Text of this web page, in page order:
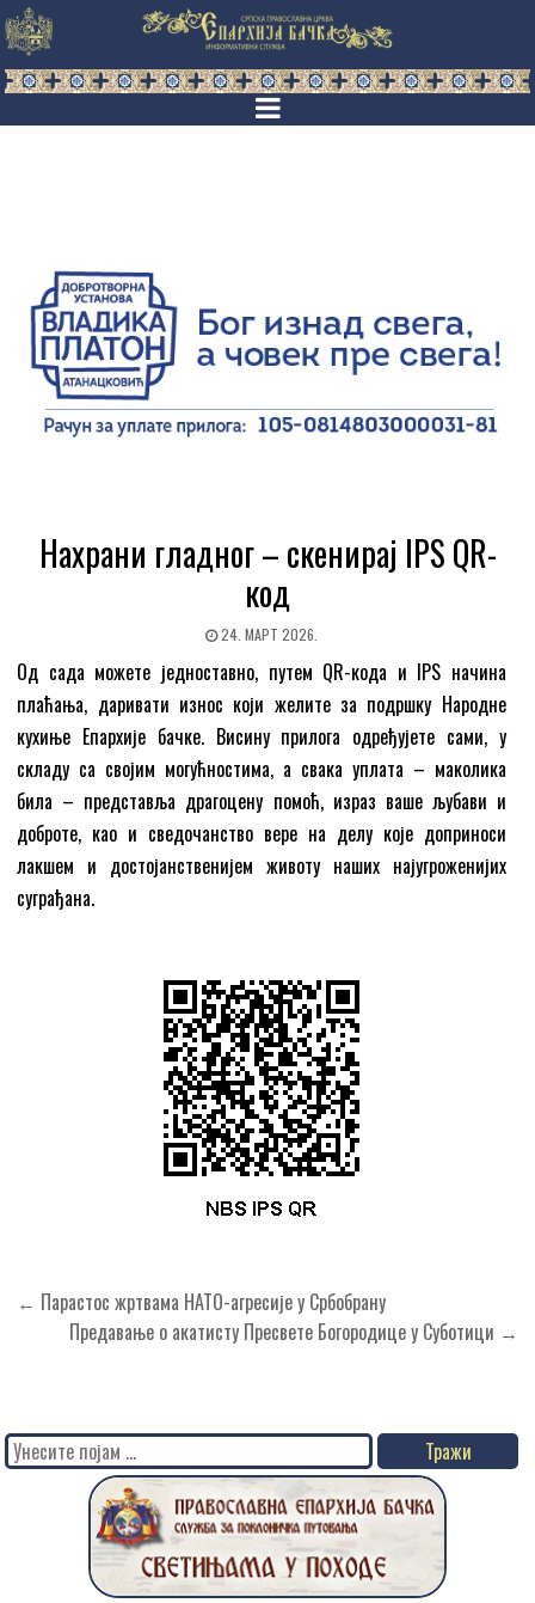
Нахрани гладног – скенирај IPS QR-
код
24. МАРТ 2026.
Од сада можете једноставно, путем QR-кода и IPS начина
плаћања, даривати износ који желите за подршку Народне
кухиње Епархије бачке. Висину прилога одређујете сами, у
складу са својим могућностима, а свака уплата – маколика
била – представља драгоцену помоћ, израз ваше љубави и
доброте, као и сведочанство вере на делу које доприноси
лакшем и достојанственијем животу наших најугроженијих
суграђана.
Кретање
чланка
← Парастос жртвама НАТО-агресије у Србобрану
Предавање о акатисту Пресвете Богородице у Суботици →
Search
for: